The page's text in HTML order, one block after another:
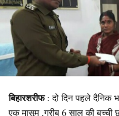
बिहारशरीफ: दो दिन पहले दैनिक
एक मासूम ,गरीब 6 साल की